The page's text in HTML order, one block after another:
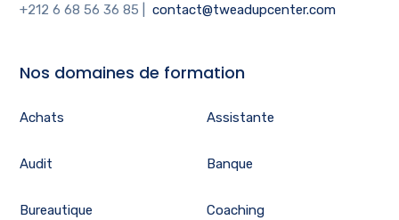
+212 6 68 56 36 85
|contact@tweadupcenter.com
Nos domaines de formation
Achats Assistante
Audit Banque
Bureautique Coaching